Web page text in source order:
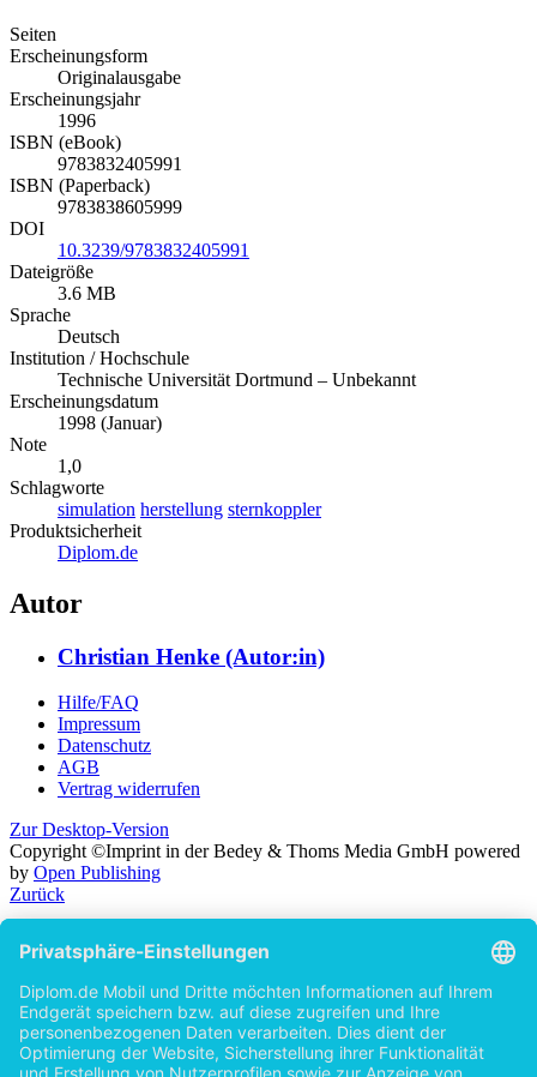
Seiten
Erscheinungsform
Originalausgabe
Erscheinungsjahr
1996
ISBN (eBook)
9783832405991
ISBN (Paperback)
9783838605999
DOI
10.3239/9783832405991
Dateigröße
3.6 MB
Sprache
Deutsch
Institution / Hochschule
Technische Universität Dortmund – Unbekannt
Erscheinungsdatum
1998 (Januar)
Note
1,0
Schlagworte
simulation herstellung sternkoppler
Produktsicherheit
Diplom.de
Autor
Christian Henke (Autor:in)
Hilfe/FAQ
Impressum
Datenschutz
AGB
Vertrag widerrufen
Zur Desktop-Version
Copyright ©Imprint in der Bedey & Thoms Media GmbH powered
by Open Publishing
Zurück